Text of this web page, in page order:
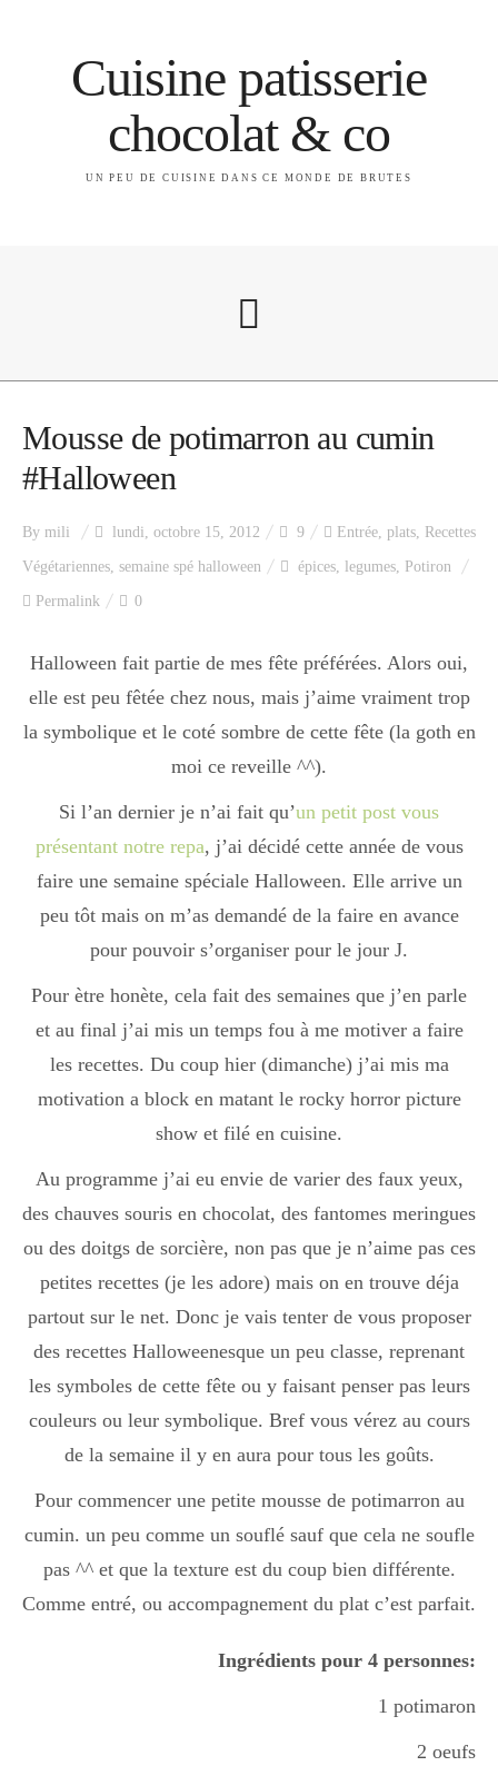
Cuisine patisserie
chocolat & co
UN PEU DE CUISINE DANS CE MONDE DE BRUTES
A propos
Catégories
Apéro
Entrée
plats
Dessert
Boisson chaudes
Les classiques
Mes amis en cuisine
Recettes Végétariennes
Resto
Divers
Semaines Spéciales
Mousse de potimarron au cumin
#Halloween
By mili lundi, octobre 15, 2012 9 Entrée, plats, Recettes
Végétariennes, semaine spé halloween épices, legumes, Potiron
Permalink 0
Halloween fait partie de mes fête préférées. Alors oui,
elle est peu fêtée chez nous, mais j’aime vraiment trop
la symbolique et le coté sombre de cette fête (la goth en
moi ce reveille ^^).
Si l’an dernier je n’ai fait qu’un petit post vous
présentant notre repa, j’ai décidé cette année de vous
faire une semaine spéciale Halloween. Elle arrive un
peu tôt mais on m’as demandé de la faire en avance
pour pouvoir s’organiser pour le jour J.
Pour ètre honète, cela fait des semaines que j’en parle
et au final j’ai mis un temps fou à me motiver a faire
les recettes. Du coup hier (dimanche) j’ai mis ma
motivation a block en matant le rocky horror picture
show et filé en cuisine.
Au programme j’ai eu envie de varier des faux yeux,
des chauves souris en chocolat, des fantomes meringues
ou des doitgs de sorcière, non pas que je n’aime pas ces
petites recettes (je les adore) mais on en trouve déja
partout sur le net. Donc je vais tenter de vous proposer
des recettes Halloweenesque un peu classe, reprenant
les symboles de cette fête ou y faisant penser pas leurs
couleurs ou leur symbolique. Bref vous vérez au cours
de la semaine il y en aura pour tous les goûts.
Pour commencer une petite mousse de potimarron au
cumin. un peu comme un souflé sauf que cela ne soufle
pas ^^ et que la texture est du coup bien différente.
Comme entré, ou accompagnement du plat c’est parfait.
Ingrédients pour 4 personnes:
1 potimaron
2 oeufs